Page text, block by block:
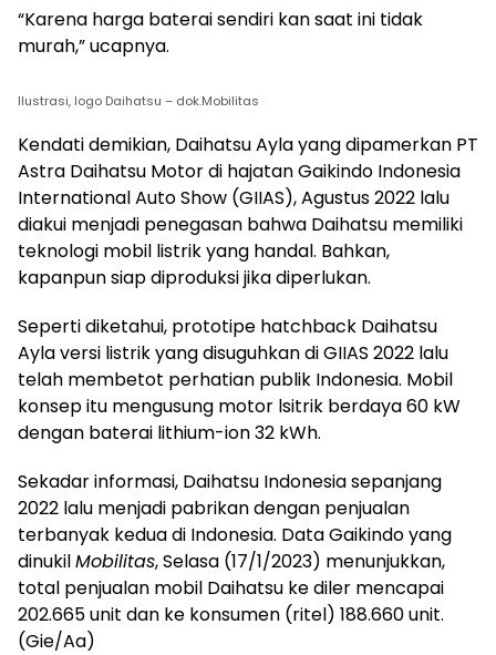
“Karena harga baterai sendiri kan saat ini tidak
murah,” ucapnya.
Ilustrasi, logo Daihatsu – dok.Mobilitas
Kendati demikian, Daihatsu Ayla yang dipamerkan PT
Astra Daihatsu Motor di hajatan Gaikindo Indonesia
International Auto Show (GIIAS), Agustus 2022 lalu
diakui menjadi penegasan bahwa Daihatsu memiliki
teknologi mobil listrik yang handal. Bahkan,
kapanpun siap diproduksi jika diperlukan.
Seperti diketahui, prototipe hatchback Daihatsu
Ayla versi listrik yang disuguhkan di GIIAS 2022 lalu
telah membetot perhatian publik Indonesia. Mobil
konsep itu mengusung motor lsitrik berdaya 60 kW
dengan baterai lithium-ion 32 kWh.
Sekadar informasi, Daihatsu Indonesia sepanjang
2022 lalu menjadi pabrikan dengan penjualan
terbanyak kedua di Indonesia. Data Gaikindo yang
dinukilMobilitas, Selasa (17/1/2023) menunjukkan,
total penjualan mobil Daihatsu ke diler mencapai
202.665 unit dan ke konsumen (ritel) 188.660 unit.
(Gie/Aa)